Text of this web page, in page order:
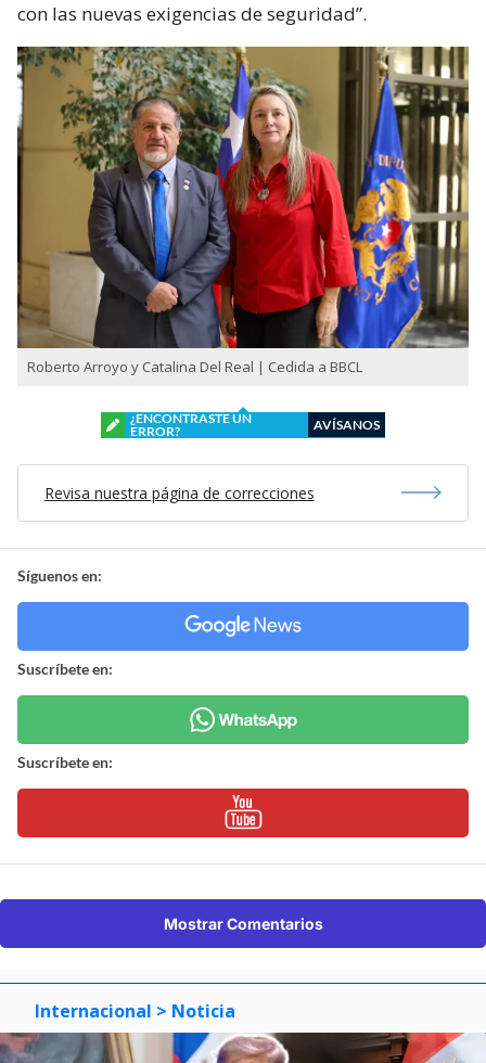
con las nuevas exigencias de seguridad”.
Roberto Arroyo y Catalina Del Real | Cedida a BBCL
¿ENCONTRASTE UN
ERROR?
AVÍSANOS
Revisa nuestra página de correcciones
Síguenos en:
Suscríbete en:
Suscríbete en:
Mostrar Comentarios
Internacional > Noticia